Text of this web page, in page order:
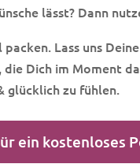
lässt? Dann
Lass uns Deine
, die Dich im Moment
glücklich zu fühlen.
ein kostenloses